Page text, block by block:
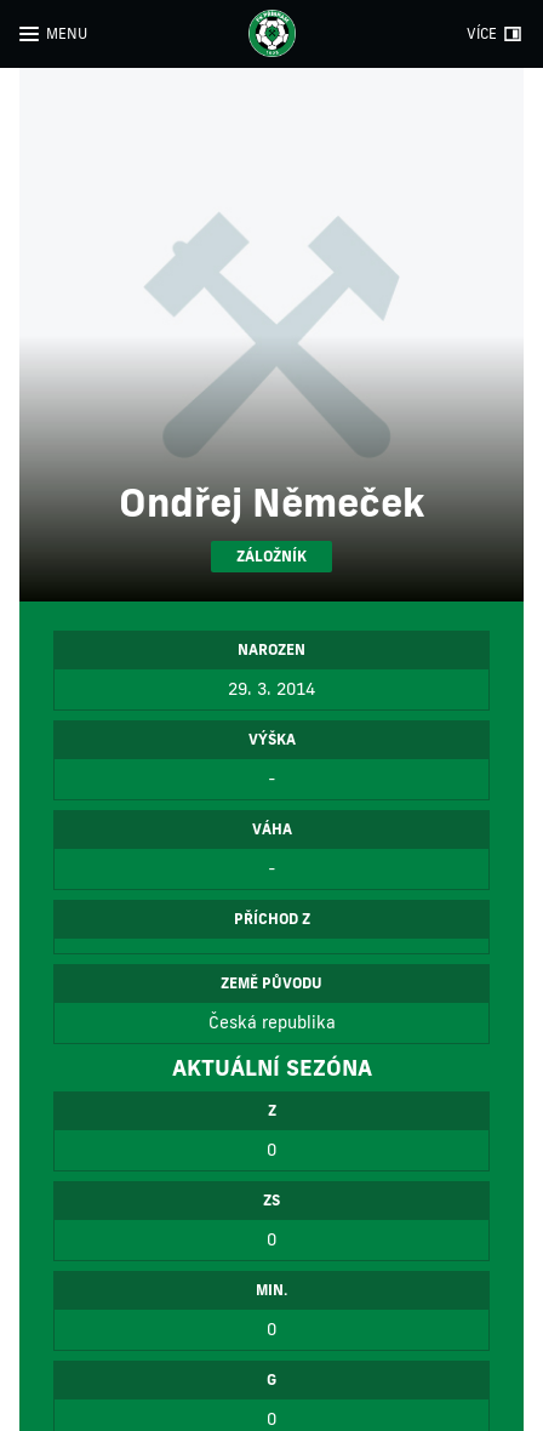
MENU VÍCE
Ondřej Němeček
ZÁLOŽNÍK
NAROZEN
29. 3. 2014
VÝŠKA
-
VÁHA
-
PŘÍCHOD Z
ZEMĚ PŮVODU
Česká republika
AKTUÁLNÍ SEZÓNA
Z
0
ZS
0
MIN.
0
G
0